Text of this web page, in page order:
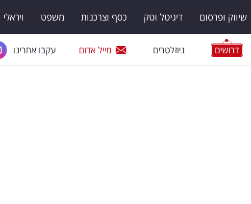
שיווק ופרסום דיגיטל וטק כסף וצרכנות משפט ויראלי
דרושים ניוזלטרים מייל אדום עקבו אחרינו